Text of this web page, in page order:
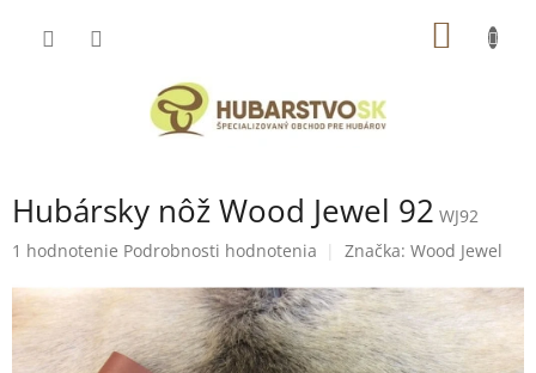
Hubársky nôž Wood Jewel 92 WJ92
Priemerné
produktu
je
1 hodnotenie Podrobnosti hodnotenia Značka: Wood Jewel